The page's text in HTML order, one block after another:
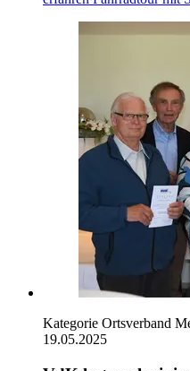
Kategorie Ortsverband
19.05.2025